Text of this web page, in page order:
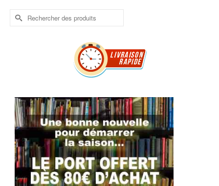
Rechercher :